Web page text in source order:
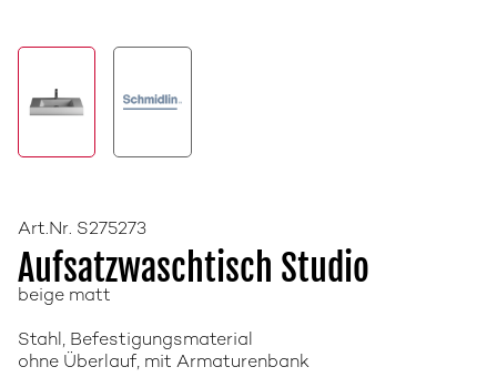
Art.Nr. S275273
Aufsatzwaschtisch Studio
beige matt
Stahl, Befestigungsmaterial
ohne Überlauf, mit Armaturenbank